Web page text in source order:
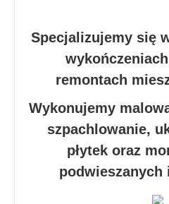
Specjalizujemy się
remontach
Wykonujemy
szpachlowanie,
płytek oraz
podwieszanych